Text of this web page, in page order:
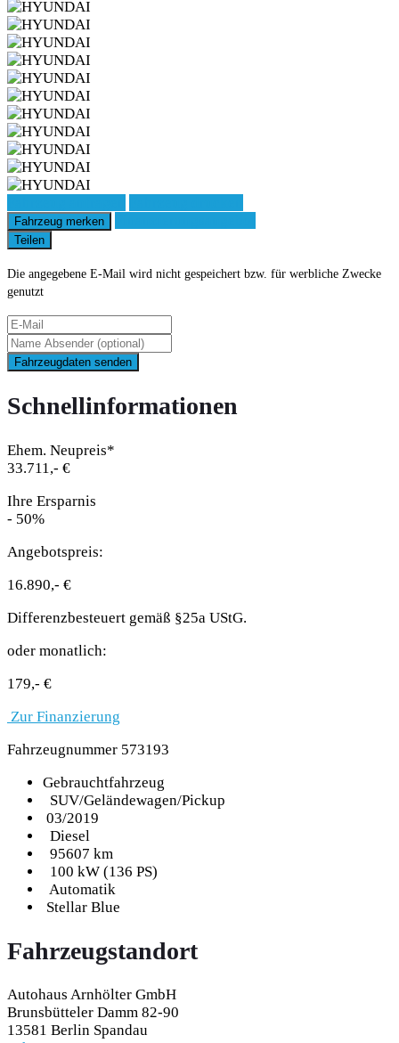
Fahrzeug merken
Teilen
Die angegebene E-Mail wird nicht gespeichert bzw. für werbliche Zwecke
genutzt
Fahrzeugdaten senden
Schnellinformationen
Ehem. Neupreis*
33.711,- €
Ihre Ersparnis
- 50%
Angebotspreis:
16.890,- €
Differenzbesteuert gemäß §25a UStG.
oder monatlich:
179,- €
Zur Finanzierung
Fahrzeugnummer 573193
Gebrauchtfahrzeug
SUV/Geländewagen/Pickup
03/2019
Diesel
95607 km
100 kW (136 PS)
Automatik
Stellar Blue
Fahrzeugstandort
Autohaus Arnhölter GmbH
Brunsbütteler Damm 82-90
13581 Berlin Spandau